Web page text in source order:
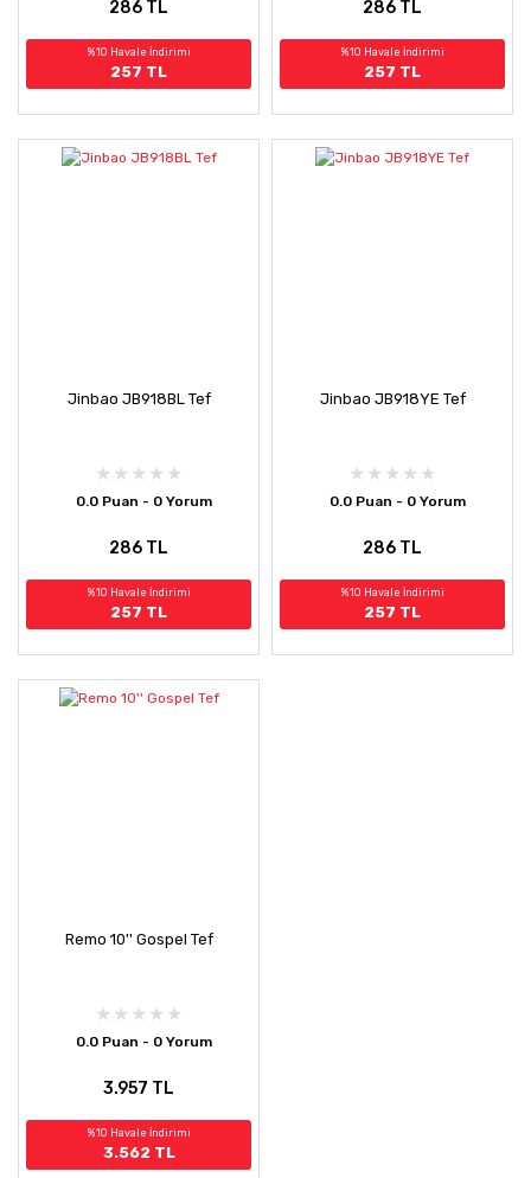
286 TL
%10 Havale İndirimi
257 TL
286 TL
%10 Havale İndirimi
257 TL
Jinbao JB918BL Tef
0.0 Puan - 0 Yorum
286 TL
%10 Havale İndirimi
257 TL
Jinbao JB918YE Tef
0.0 Puan - 0 Yorum
286 TL
%10 Havale İndirimi
257 TL
Remo 10'' Gospel Tef
0.0 Puan - 0 Yorum
3.957 TL
%10 Havale İndirimi
3.562 TL